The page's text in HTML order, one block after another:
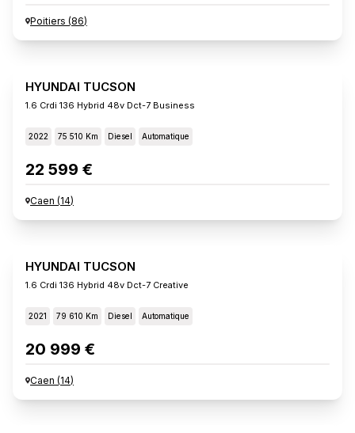
Poitiers (86)
HYUNDAI TUCSON
1.6 Crdi 136 Hybrid 48v Dct-7 Business
2022 75 510 Km Diesel Automatique
22 599 €
Caen (14)
HYUNDAI TUCSON
1.6 Crdi 136 Hybrid 48v Dct-7 Creative
2021 79 610 Km Diesel Automatique
20 999 €
Caen (14)